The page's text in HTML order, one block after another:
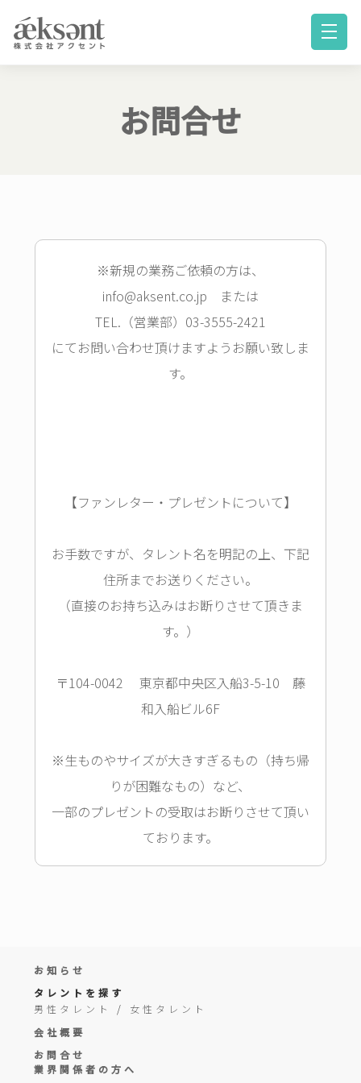
お問合せ
※新規の業務ご依頼の方は、
info@aksent.co.jp または
TEL.（営業部）03-3555-2421
にてお問い合わせ頂けますようお願い致しま
す。
【ファンレター・プレゼントについて】
お手数ですが、タレント名を明記の上、下記
住所までお送りください。
（直接のお持ち込みはお断りさせて頂きま
す。）
〒104-0042 東京都中央区入船3-5-10 藤
和入船ビル6F
※生ものやサイズが大きすぎるもの（持ち帰
りが困難なもの）など、
一部のプレゼントの受取はお断りさせて頂い
ております。
お知らせ
タレントを探す
男性タレント
/ 女性タレント
会社概要
お問合せ
業界関係者の方へ